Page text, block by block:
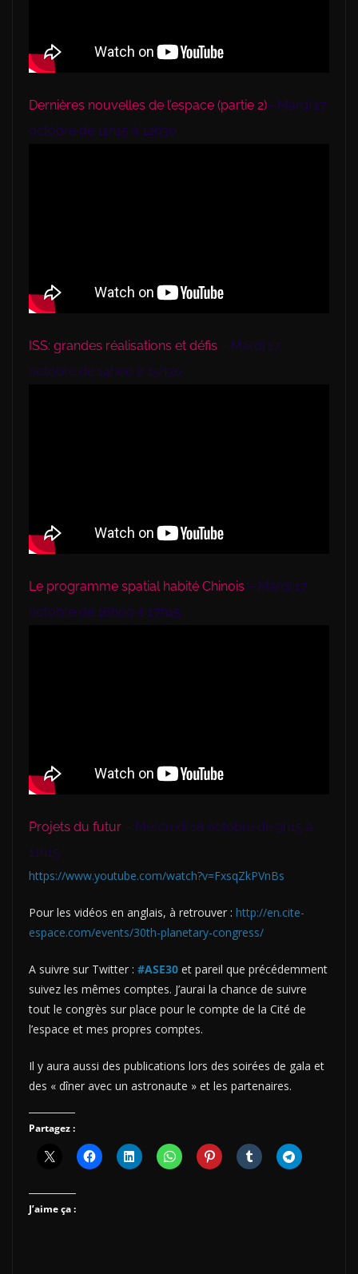
Dernières nouvelles de l’espace (partie 2)– Mardi 17
octobre de 11h15 à 12h30
ISS: grandes réalisations et défis – Mardi 17
octobre de 14h00 à 15h30
Le programme spatial habité Chinois – Mardi 17
octobre de 16h00 à 17h15
Projets du futur – Mercredi 18 octobre de 9h15 à
11h15
https://www.youtube.com/watch?v=FxsqZkPVnBs
Pour les vidéos en anglais, à retrouver : http://en.cite-
espace.com/events/30th-planetary-congress/
A suivre sur Twitter : #ASE30 et pareil que précédemment
suivez les mêmes comptes. J’aurai la chance de suivre
tout le congrès sur place pour le compte de la Cité de
l’espace et mes propres comptes.
Il y aura aussi des publications lors des soirées de gala et
des « dîner avec un astronaute » et les partenaires.
Partagez :
J’aime ça :